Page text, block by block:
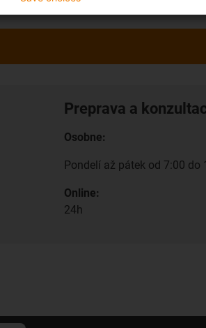
Preprava a
Osobne:
Pondelí až pátek od 7:00 do
Online:
24h